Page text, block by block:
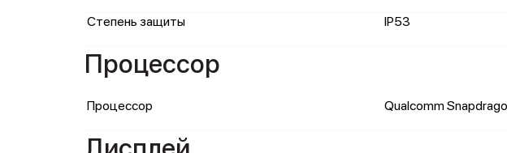
Степень защиты IP53
Процессор
Процессор Qualcomm